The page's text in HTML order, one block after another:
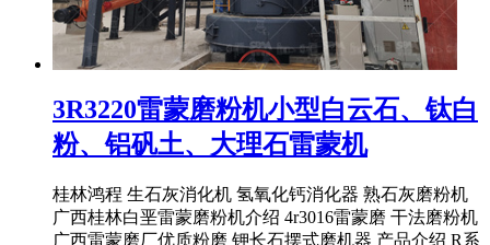
3R3220雷蒙磨粉机小型白云石、钛白
粉、铝矾土、大理石雷蒙机
桂林鸿程 生石灰消化机 氢氧化钙消化器 熟石灰磨粉机
广西桂林白垩雷蒙磨粉机介绍 4r3016雷蒙磨 干法磨粉机
广西雷蒙磨厂优质粉磨 钾长石摆式磨机器 产品介绍 R系